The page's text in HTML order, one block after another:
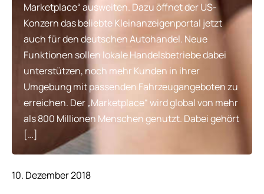
Marketplace“ ausweiten. Dazu öffnet der US-
Konzern das beliebte Kleinanzeigenportal jetzt
auch für den deutschen Autohandel. Neue
Funktionen sollen lokale Handelsbetriebe dabei
unterstützen, noch mehr Kunden in ihrer
Umgebung mit passenden Fahrzeugangeboten zu
erreichen. Der „Marketplace“ wird global von mehr
als 800 Millionen Menschen genutzt. Dabei gehört
[…]
10. Dezember 2018